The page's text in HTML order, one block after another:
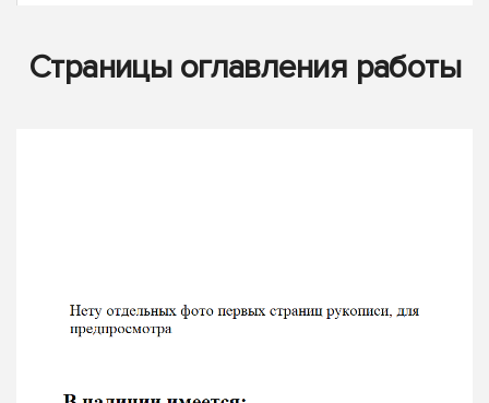
Страницы оглавления работы